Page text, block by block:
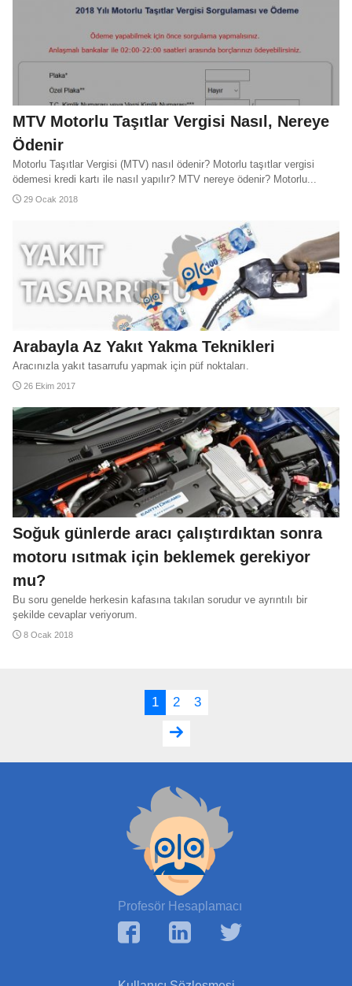
MTV Motorlu Taşıtlar Vergisi Nasıl, Nereye
Ödenir
Motorlu Taşıtlar Vergisi (MTV) nasıl ödenir? Motorlu taşıtlar vergisi
ödemesi kredi kartı ile nasıl yapılır? MTV nereye ödenir? Motorlu...
29 Ocak 2018
Arabayla Az Yakıt Yakma Teknikleri
Aracınızla yakıt tasarrufu yapmak için püf noktaları.
26 Ekim 2017
Soğuk günlerde aracı çalıştırdıktan sonra
motoru ısıtmak için beklemek gerekiyor
mu?
Bu soru genelde herkesin kafasına takılan sorudur ve ayrıntılı bir
şekilde cevaplar veriyorum.
8 Ocak 2018
1 2 3
Profesör Hesaplamacı